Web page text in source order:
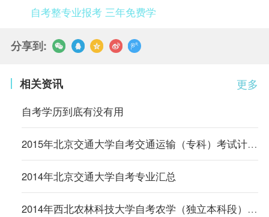
自考整专业报考 三年免费学
分享到:
更多
相关资讯
自考学历到底有没有用
2015年北京交通大学自考交通运输（专科）考试计划（内蒙古）
2014年北京交通大学自考专业汇总
2014年西北农林科技大学自考农学（独立本科段）专业计划